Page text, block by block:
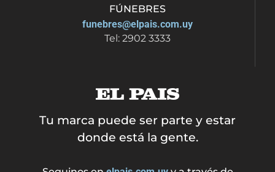
FÚNEBRES
funebres@elpais.com.uy
Tel: 2902 3333
Tu marca puede ser parte y estar
donde está la gente.